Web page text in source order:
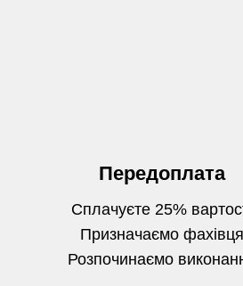
Передоплата
Сплачуєте 25%
Призначаємо фахівця
Розпочинаємо